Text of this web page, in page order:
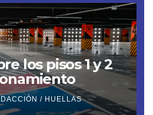
los pisos 1 y 2
/ HUELLAS